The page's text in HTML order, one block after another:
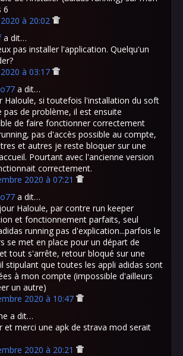
6
à 20:02
a dit…
pas installer l'application. Quelqu'un
à 03:17
a dit…
Haloule, si toutefois l'installation du soft
pas de problème, il est ensuite
de faire fonctionner correctement
pas d'accès possible au compte,
et autres je reste bloquer sur une
Pourtant avec l'ancienne version
correctement.
2020 à 07:21
a dit…
Haloule, par contre run keeper
et fonctionnement parfaits, seul
running pas d'explication...parfois le
se met en place pour un départ de
tout s'arrête, retour bloqué sur une
stipulant que toutes les appli adidas sont
à mon compte (impossible d'ailleurs
un autre)
2020 à 10:47
a dit…
et merci une apk de strava mod serait
2020 à 20:21